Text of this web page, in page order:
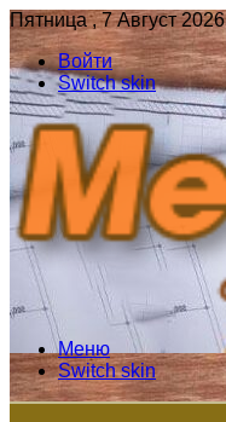
Пятница , 7 Август 2026
Войти
Switch skin
Меню
Switch skin